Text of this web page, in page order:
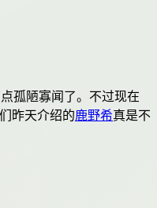
孤陋寡闻了。不过现在
昨天介绍的鹿野希真是不